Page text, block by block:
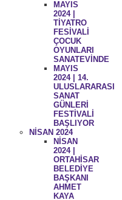
MAYIS
2024 |
TİYATRO
FESİVALİ
ÇOCUK
OYUNLARI
SANATEVİNDE
MAYIS
2024 | 14.
ULUSLARARASI
SANAT
GÜNLERİ
FESTİVALİ
BAŞLIYOR
NİSAN 2024
NİSAN
2024 |
ORTAHİSAR
BELEDİYE
BAŞKANI
AHMET
KAYA